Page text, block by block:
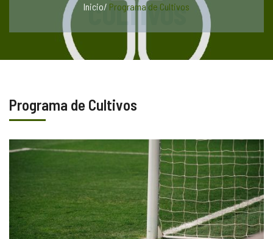
Inicio/ Programa de Cultivos
Programa de Cultivos